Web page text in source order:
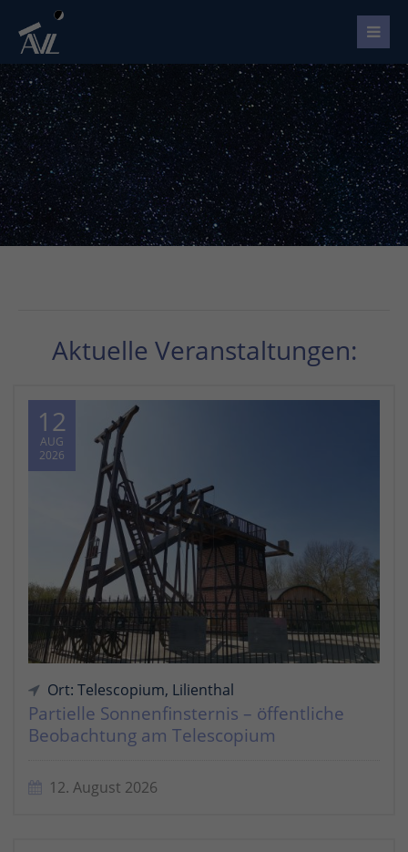
Aktuelle Veranstaltungen:
12
AUG
2026
Ort: Telescopium, Lilienthal
Partielle Sonnenfinsternis – öffentliche
Beobachtung am Telescopium
12. August 2026